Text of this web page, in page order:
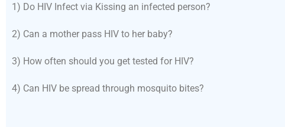
1) Do HIV Infect via Kissing an infected person?
2) Can a mother pass HIV to her baby?
3) How often should you get tested for HIV?
4) Can HIV be spread through mosquito bites?